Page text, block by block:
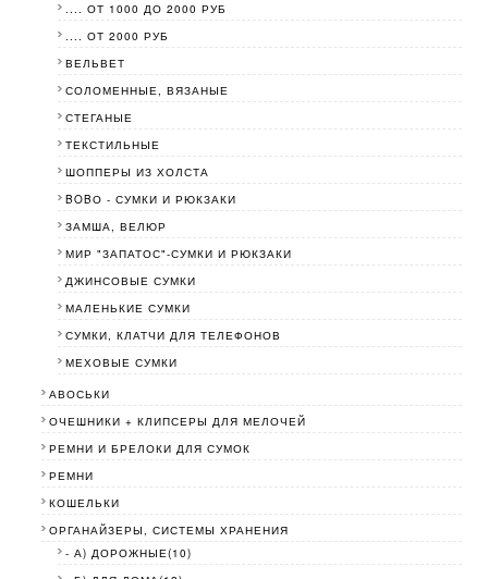
.... ОТ 1000 ДО 2000 РУБ
.... ОТ 2000 РУБ
ВЕЛЬВЕТ
СОЛОМЕННЫЕ, ВЯЗАНЫЕ
СТЕГАНЫЕ
ТЕКСТИЛЬНЫЕ
ШОППЕРЫ ИЗ ХОЛСТА
BOBО - СУМКИ И РЮКЗАКИ
ЗАМША, ВЕЛЮР
МИР "ЗАПАТОС"-СУМКИ И РЮКЗАКИ
ДЖИНСОВЫЕ СУМКИ
МАЛЕНЬКИЕ СУМКИ
СУМКИ, КЛАТЧИ ДЛЯ ТЕЛЕФОНОВ
МЕХОВЫЕ СУМКИ
АВОСЬКИ
ОЧЕШНИКИ + КЛИПСЕРЫ ДЛЯ МЕЛОЧЕЙ
РЕМНИ И БРЕЛОКИ ДЛЯ СУМОК
РЕМНИ
КОШЕЛЬКИ
ОРГАНАЙЗЕРЫ, СИСТЕМЫ ХРАНЕНИЯ
- А) ДОРОЖНЫЕ(10)